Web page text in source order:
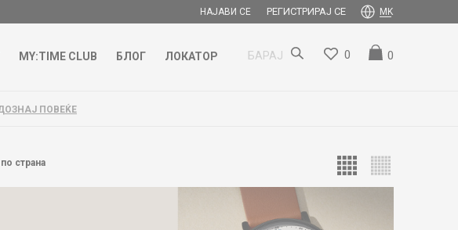
НАЈАВИ СЕ РЕГИСТРИРАЈ СЕ MK
MY:TIME CLUB БЛОГ ЛОКАТОР БАРАЈ 0
0
по страна